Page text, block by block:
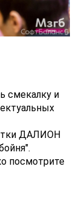
смекалку и
ДАЛИОН
посмотрите